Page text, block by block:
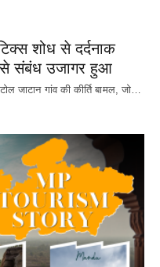
शोध से दर्दनाक
से संबंध उजागर हुआ
जाटान गांव की कीर्ति बामल, जो…